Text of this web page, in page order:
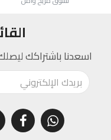
اسعدنا باشتراكك